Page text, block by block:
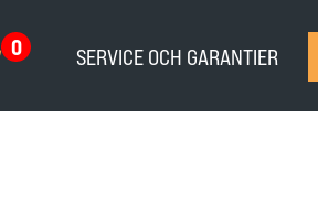
0 SERVICE OCH GARANTIER